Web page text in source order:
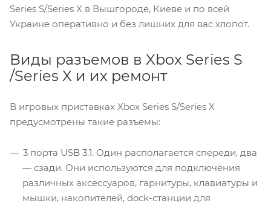
Series S/Series X в Вышгороде, Киеве и по всей
Украине оперативно и без лишних для вас хлопот.
Виды разъемов в Xbox Series S
/Series X и их ремонт
В игровых приставках Xbox Series S/Series X
предусмотрены такие разъемы:
3 порта USB 3.1. Один располагается спереди, два
— сзади. Они используются для подключения
различных аксессуаров, гарнитуры, клавиатуры и
мышки, накопителей, dock-станции для